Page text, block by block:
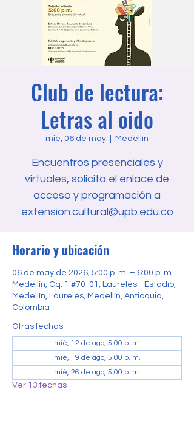
Club de lectura:
Letras al oido
mié, 06 de may Medellín
Encuentros presenciales y
virtuales, solicita el enlace de
acceso y programación a
extension.cultural@upb.edu.co
Horario y ubicación
06 de may de 2026, 5:00 p. m. – 6:00 p. m.
Medellín, Cq. 1 #70-01, Laureles - Estadio,
Medellín, Laureles, Medellín, Antioquia,
Colombia
Otras fechas
mié, 12 de ago, 5:00 p. m.
mié, 19 de ago, 5:00 p. m.
mié, 26 de ago, 5:00 p. m.
Ver 13 fechas